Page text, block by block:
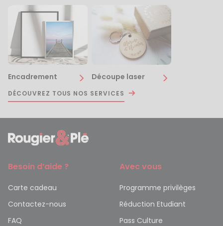
Encadrement Découpe laser
DÉCOUVREZ TOUS NOS SERVICES
Besoin d’aide ?
Carte cadeau
Contactez-nous
FAQ
Avec vous
Programme privilèges
Réduction Etudiant
Pass Culture